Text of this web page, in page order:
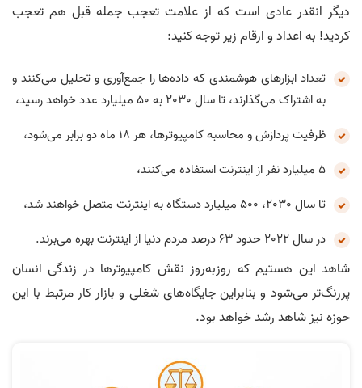
دیگر انقدر عادی است که از علامت تعجب جمله قبل هم تعجب
کردید! به اعداد و ارقام زیر توجه کنید:
تعداد ابزارهای هوشمندی که داده‌ها را جمع‌آوری و تحلیل می‌کنند و
به اشتراک می‌گذارند، تا سال 2030 به 50 میلیارد عدد خواهد رسید،
ظرفیت پردازش و محاسبه کامپیوترها، هر 18 ماه دو برابر می‌شود،
5 میلیارد نفر از اینترنت استفاده می‌کنند،
تا سال 2030، 500 میلیارد دستگاه به اینترنت متصل خواهند شد،
در سال 2022 حدود 63 درصد مردم دنیا از اینترنت بهره می‌برند.
شاهد این هستیم که روز‌به‌روز نقش کامپیوترها در زندگی انسان
پررنگ‌تر می‌شود و بنابراین جایگاه‌های شغلی و بازار کار مرتبط با این
حوزه نیز شاهد رشد خواهد بود.